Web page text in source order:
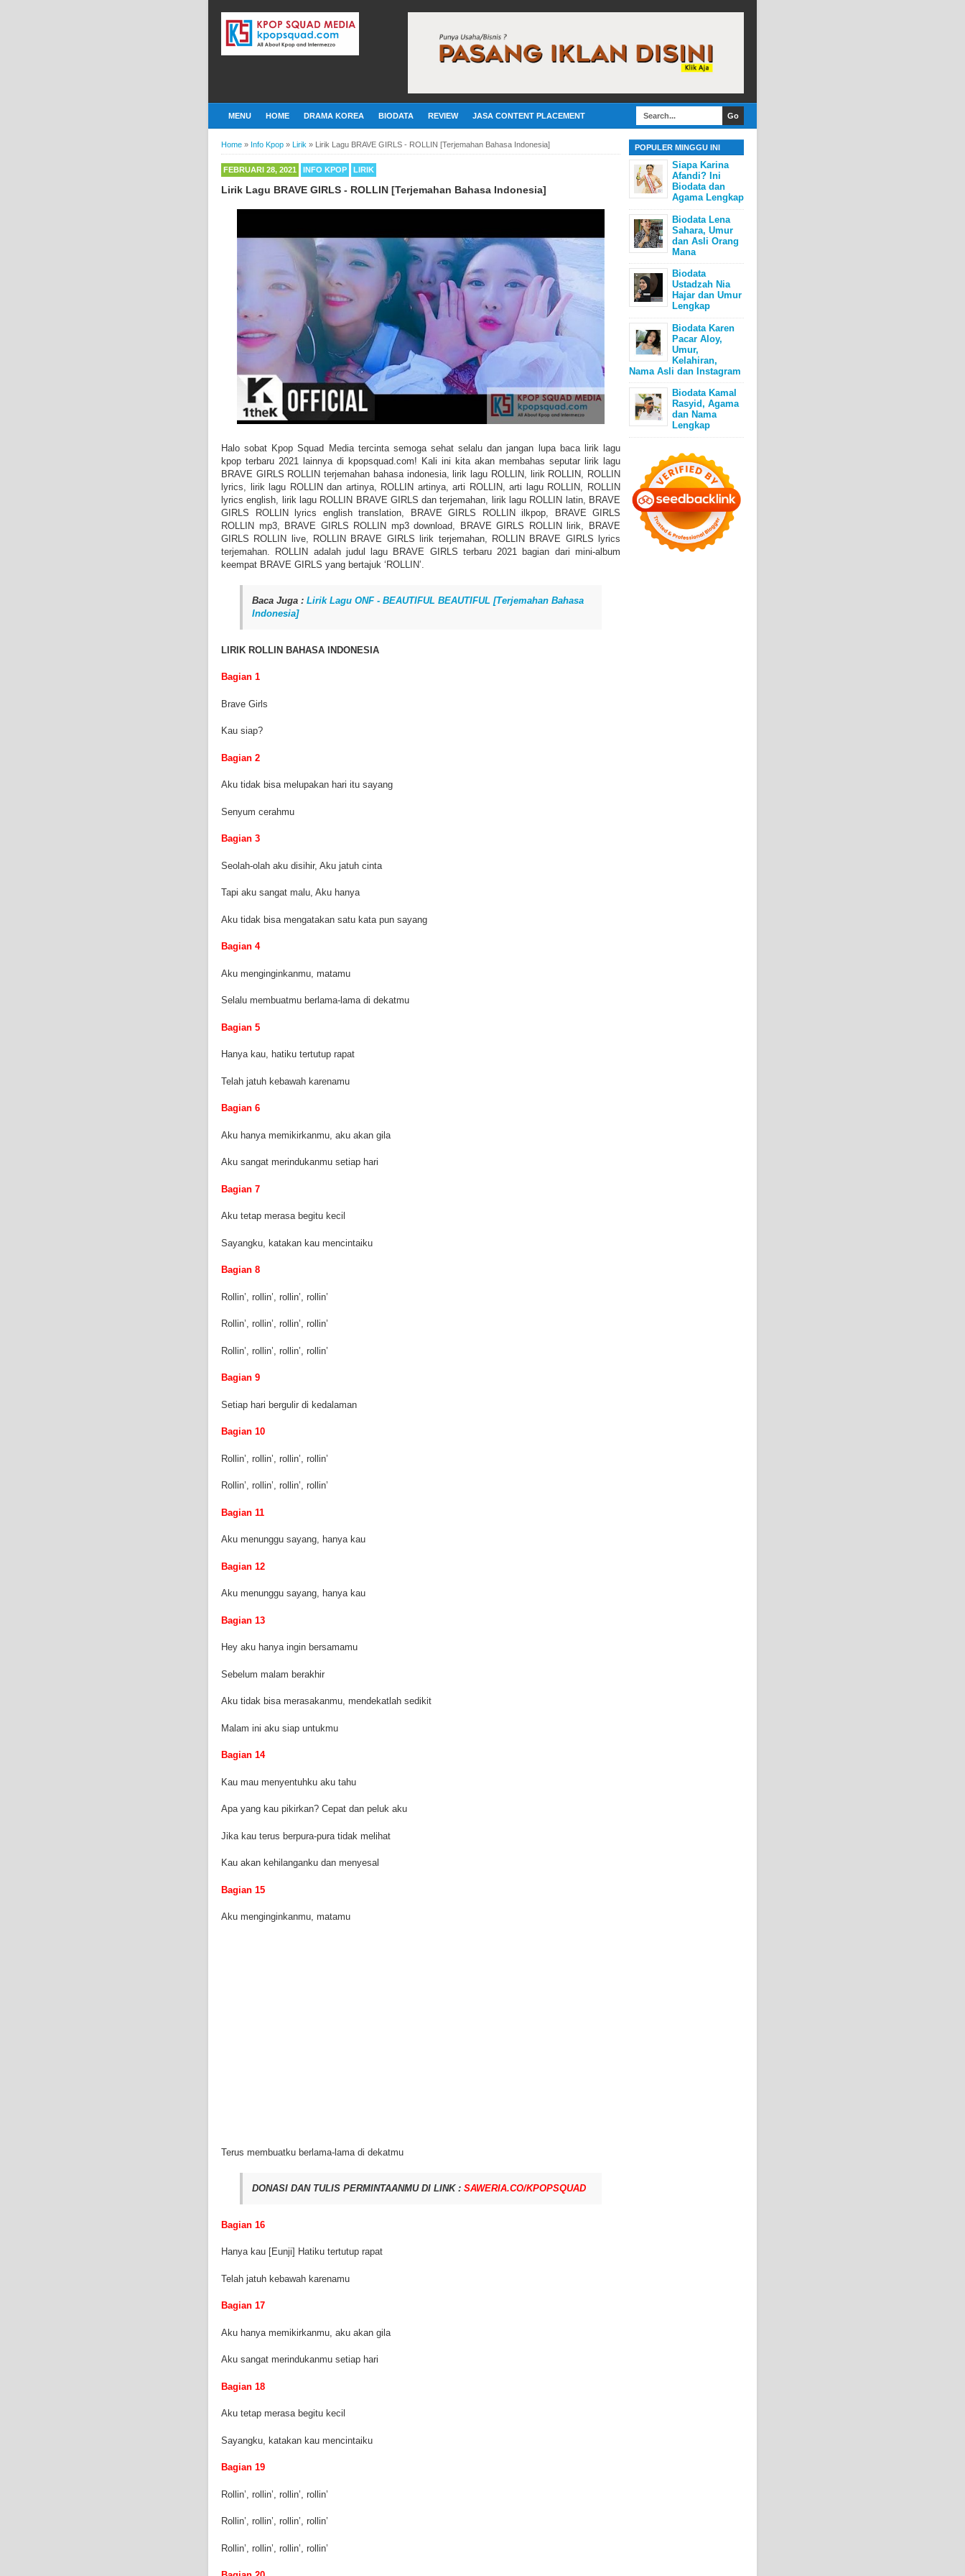
MENU HOME DRAMA KOREA BIODATA REVIEW JASA CONTENT PLACEMENT
Home » Info Kpop » Lirik » Lirik Lagu BRAVE GIRLS - ROLLIN [Terjemahan Bahasa Indonesia]
FEBRUARI 28, 2021 INFO KPOP LIRIK
Lirik Lagu BRAVE GIRLS - ROLLIN [Terjemahan Bahasa Indonesia]
Halo sobat Kpop Squad Media tercinta semoga sehat selalu dan jangan lupa baca lirik lagu
kpop terbaru 2021 lainnya di kpopsquad.com! Kali ini kita akan membahas seputar lirik lagu
BRAVE GIRLS ROLLIN terjemahan bahasa indonesia, lirik lagu ROLLIN, lirik ROLLIN, ROLLIN
lyrics, lirik lagu ROLLIN dan artinya, ROLLIN artinya, arti ROLLIN, arti lagu ROLLIN, ROLLIN
lyrics english, lirik lagu ROLLIN BRAVE GIRLS dan terjemahan, lirik lagu ROLLIN latin, BRAVE
GIRLS ROLLIN lyrics english translation, BRAVE GIRLS ROLLIN ilkpop, BRAVE GIRLS
ROLLIN mp3, BRAVE GIRLS ROLLIN mp3 download, BRAVE GIRLS ROLLIN lirik, BRAVE
GIRLS ROLLIN live, ROLLIN BRAVE GIRLS lirik terjemahan, ROLLIN BRAVE GIRLS lyrics
terjemahan. ROLLIN adalah judul lagu BRAVE GIRLS terbaru 2021 bagian dari mini-album
keempat BRAVE GIRLS yang bertajuk ‘ROLLIN’.
Baca Juga : Lirik Lagu ONF - BEAUTIFUL BEAUTIFUL [Terjemahan Bahasa
Indonesia]
LIRIK ROLLIN BAHASA INDONESIA
Bagian 1
Brave Girls
Kau siap?
Bagian 2
Aku tidak bisa melupakan hari itu sayang
Senyum cerahmu
Bagian 3
Seolah-olah aku disihir, Aku jatuh cinta
Tapi aku sangat malu, Aku hanya
Aku tidak bisa mengatakan satu kata pun sayang
Bagian 4
Aku menginginkanmu, matamu
Selalu membuatmu berlama-lama di dekatmu
Bagian 5
Hanya kau, hatiku tertutup rapat
Telah jatuh kebawah karenamu
Bagian 6
Aku hanya memikirkanmu, aku akan gila
Aku sangat merindukanmu setiap hari
Bagian 7
Aku tetap merasa begitu kecil
Sayangku, katakan kau mencintaiku
Bagian 8
Rollin’, rollin’, rollin’, rollin’
Rollin’, rollin’, rollin’, rollin’
Rollin’, rollin’, rollin’, rollin’
Bagian 9
Setiap hari bergulir di kedalaman
Bagian 10
Rollin’, rollin’, rollin’, rollin’
Rollin’, rollin’, rollin’, rollin’
Bagian 11
Aku menunggu sayang, hanya kau
Bagian 12
Aku menunggu sayang, hanya kau
Bagian 13
Hey aku hanya ingin bersamamu
Sebelum malam berakhir
Aku tidak bisa merasakanmu, mendekatlah sedikit
Malam ini aku siap untukmu
Bagian 14
Kau mau menyentuhku aku tahu
Apa yang kau pikirkan? Cepat dan peluk aku
Jika kau terus berpura-pura tidak melihat
Kau akan kehilanganku dan menyesal
Bagian 15
Aku menginginkanmu, matamu
Terus membuatku berlama-lama di dekatmu
DONASI DAN TULIS PERMINTAANMU DI LINK : SAWERIA.CO/KPOPSQUAD
Bagian 16
Hanya kau [Eunji] Hatiku tertutup rapat
Telah jatuh kebawah karenamu
Bagian 17
Aku hanya memikirkanmu, aku akan gila
Aku sangat merindukanmu setiap hari
Bagian 18
Aku tetap merasa begitu kecil
Sayangku, katakan kau mencintaiku
Bagian 19
Rollin’, rollin’, rollin’, rollin’
Rollin’, rollin’, rollin’, rollin’
Rollin’, rollin’, rollin’, rollin’
POPULER MINGGU INI
Siapa Karina
Afandi? Ini
Biodata dan
Agama Lengkap
Biodata Lena
Sahara, Umur
dan Asli Orang
Mana
Biodata
Ustadzah Nia
Hajar dan Umur
Lengkap
Biodata Karen
Pacar Aloy,
Umur,
Kelahiran,
Nama Asli dan Instagram
Biodata Kamal
Rasyid, Agama
dan Nama
Lengkap